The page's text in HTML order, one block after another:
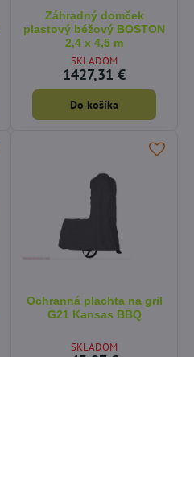
Záhradný domček
plastový béžový BOSTON
2,4 x 4,5 m
SKLADOM
1427,31 €
Do košíka
Ochranná plachta na gril
G21 Kansas BBQ
SKLADOM
43,97 €